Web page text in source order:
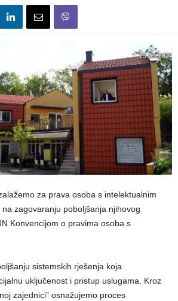
za prava osoba s intelektualnim
zagovaranju poboljšanja njihovog
Konvencijom o pravima osoba s
sistemskih rješenja koja
uključenost i pristup uslugama. Kroz
zajednici” osnažujemo proces